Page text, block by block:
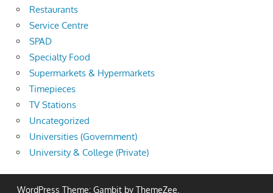
Restaurants
Service Centre
SPAD
Specialty Food
Supermarkets & Hypermarkets
Timepieces
TV Stations
Uncategorized
Universities (Government)
University & College (Private)
WordPress Theme: Gambit by ThemeZee.